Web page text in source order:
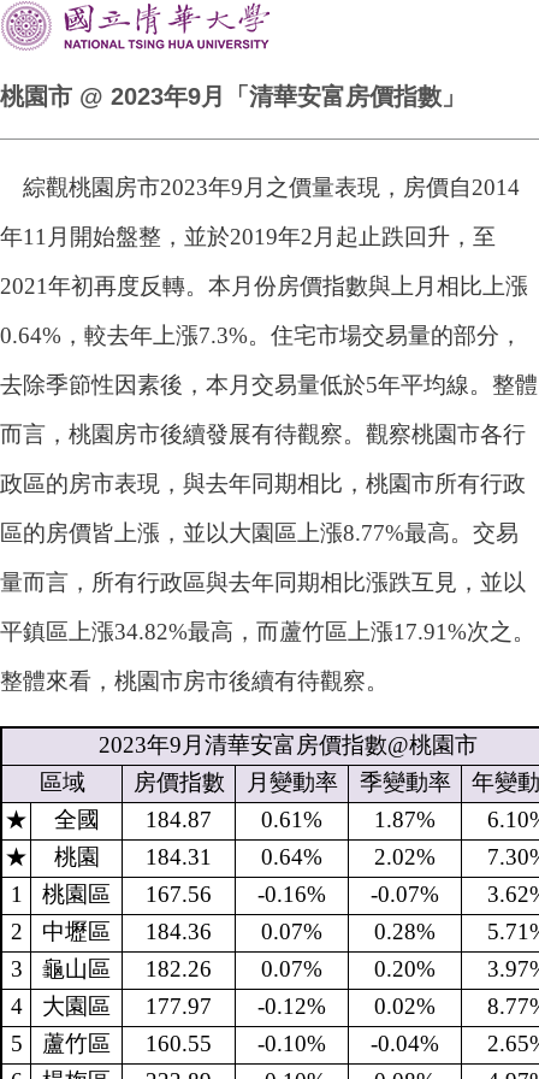
桃園市 @ 2023年9月「清華安富房價指數」
綜觀桃園房市2023年9月之價量表現，房價自2014
年11月開始盤整，並於2019年2月起止跌回升，至
2021年初再度反轉。本月份房價指數與上月相比上漲
0.64%，較去年上漲7.3%。住宅市場交易量的部分，
去除季節性因素後，本月交易量低於5年平均線。整體
而言，桃園房市後續發展有待觀察。觀察桃園市各行
政區的房市表現，與去年同期相比，桃園市所有行政
區的房價皆上漲，並以大園區上漲8.77%最高。交易
量而言，所有行政區與去年同期相比漲跌互見，並以
平鎮區上漲34.82%最高，而蘆竹區上漲17.91%次之。
整體來看，桃園市房市後續有待觀察。
2023年9 月清華安富房價指數@桃園市
區域
房價指數 月變動率 季變動率
年變
★
全國 184.87 0.61% 1.87%
★
桃園 184.31 0.64% 2.02%
1
桃園區 167.56 -0.16% -0.07%
2
中壢區 184.36 0.07% 0.28%
3
龜山區 182.26 0.07% 0.20%
4
大園區 177.97 -0.12% 0.02%
5
蘆竹區 160.55 -0.10% -0.04%